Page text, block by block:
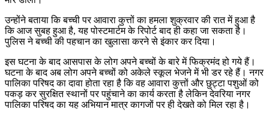
उन्होंने बताया कि बच्ची पर आवारा कुत्तों का हमला शुक्रवार की रात में हुआ है
कि आज सुबह हुआ है, यह पोस्टमार्टम के रिपोर्ट बाद ही कहा जा सकता है।
पुलिस ने बच्ची की पहचान का खुलासा करने से इंकार कर दिया।
इस घटना के बाद आसपास के लोग अपने बच्चों के बारे में फिक्रमंद हो गये हैं।
घटना के बाद अब लोग अपने बच्चों को अकेले स्कूल भेजने में भी डर रहे हैं। नगर
पालिका परिषद का दावा होता रहा है कि वह आवारा कुत्तों और छुट्टा पशुओं को
पकड़ कर सुरक्षित स्थानों पर पहुंचाने का कार्य करता है लेकिन देवरिया नगर
पालिका परिषद का यह अभियान मात्र कागजों पर ही देखते को मिल रहा है।